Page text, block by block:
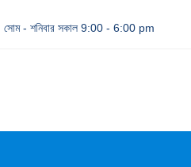
সোম - শনিবার সকাল 9:00 - 6:00 pm